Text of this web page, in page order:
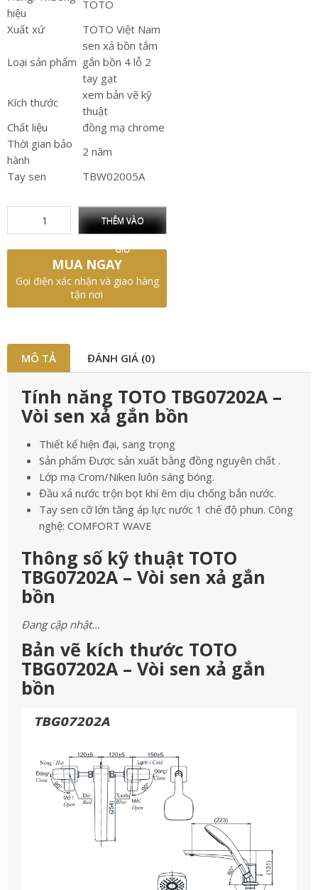
hiệu
TOTO
Xuất xứ
TOTO Việt Nam
Loại sản phẩm
sen xả bồn tắm
gắn bồn 4 lỗ 2
tay gạt
Kích thước
xem bản vẽ kỹ
thuật
Chất liệu
đồng mạ chrome
Thời gian bảo
hành
2 năm
Tay sen
TBW02005A
THÊM VÀO
GIỎ
MUA NGAY
Gọi điện xác nhận và giao hàng
tận nơi
MÔ TẢ ĐÁNH GIÁ (0)
Tính năng TOTO TBG07202A –
Vòi sen xả gắn bồn
Thiết kế hiện đại, sang trọng
Sản phẩm Được sản xuất bằng đồng nguyên chất .
Lớp mạ Crom/Niken luôn sáng bóng.
Đầu xả nước trộn bọt khí êm dịu chống bắn nước.
Tay sen cỡ lớn tăng áp lực nước 1 chế độ phun. Công
nghệ: COMFORT WAVE
Thông số kỹ thuật TOTO
TBG07202A – Vòi sen xả gắn
bồn
Đang cập nhật…
Bản vẽ kích thước TOTO
TBG07202A – Vòi sen xả gắn
bồn